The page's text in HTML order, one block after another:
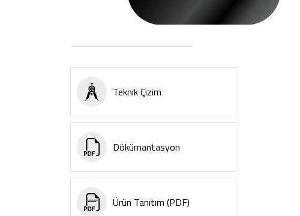
Teknik Çizim
Dökümantasyon
Ürün Tanıtım (PDF)